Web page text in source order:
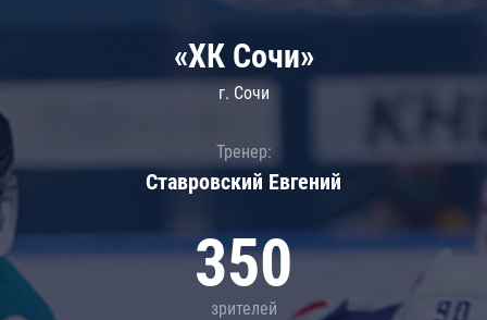
«ХК Сочи»
г. Сочи
Тренер:
Ставровский Евгений
350
зрителей